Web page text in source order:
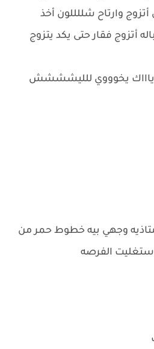
وارتاح شللللون أخذ
أتزوج فقار حتى يكد يتزوج
يخوووي للليشششش
وجهي بيه خطوط حمر من
ستغليت الفرصه